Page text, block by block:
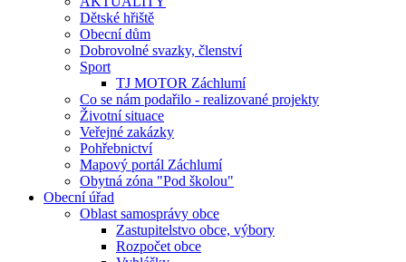
Dětské hřiště
Obecní dům
Dobrovolné svazky, členství
Sport
TJ MOTOR Záchlumí
Co se nám podařilo - realizované projekty
Životní situace
Veřejné zakázky
Pohřebnictví
Mapový portál Záchlumí
Obytná zóna "Pod školou"
Obecní úřad
Oblast samosprávy obce
Zastupitelstvo obce, výbory
Rozpočet obce